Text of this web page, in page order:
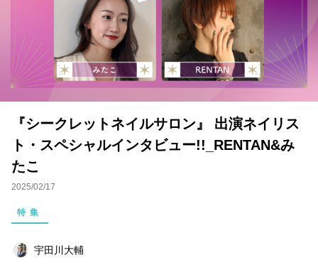
KEYWORD
キーワード
ラジオ 特集 カルチャー イベント
インタビュー 学び イベントレポート
恋愛 オンラインサロン スキルアップ
ビジネス
ライフスタイル
美容 俳優
『シークレットネイルサロン』 出演ネイリス
ト・スペシャルインタビュー!!_RENTAN&み
たこ
2025/02/17
特集
宇田川大輔